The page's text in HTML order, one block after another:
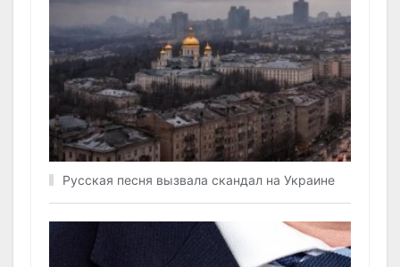
Русская песня вызвала скандал на Украине